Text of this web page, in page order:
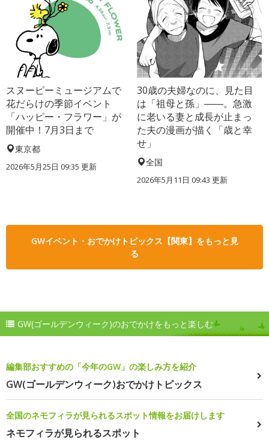
スヌーピーミュージアムで
花だらけの季節イベント
「ハッピー・フラワー」が
開催中！7月3日まで
東京都
2026年5月25日 09:35 更新
30歳の夫婦なのに、見た目
は「祖母と孫」――。急激
に老いる妻と成長が止まっ
た夫の漫画が描く「歳と幸
せ」
全国
2026年5月11日 09:43 更新
GWイベント・おでかけトピックス【関東】をもっと見
る
GW(ゴールデンウィーク)のおでかけをもっと楽しむ
編集部おすすめの「今年のGW」の楽しみ方を紹介
GW(ゴールデンウィーク)おでかけトピックス
全国のネモフィラが見られるスポット情報をお届けします
ネモフィラが見られるスポット